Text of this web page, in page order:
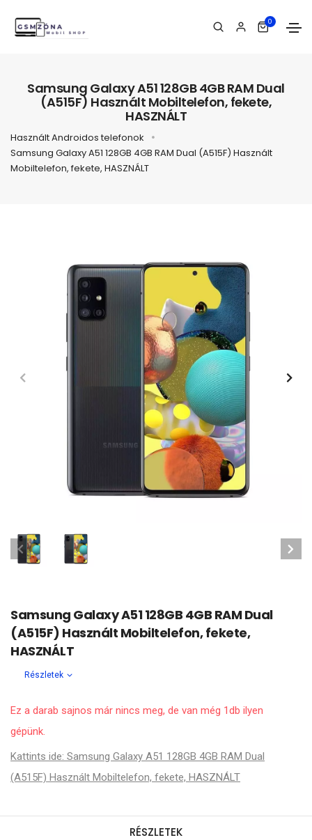
0
Samsung Galaxy A51 128GB 4GB RAM Dual
(A515F) Használt Mobiltelefon, fekete,
HASZNÁLT
Használt Androidos telefonok
Samsung Galaxy A51 128GB 4GB RAM Dual (A515F) Használt
Mobiltelefon, fekete, HASZNÁLT
Samsung Galaxy A51 128GB 4GB RAM Dual
(A515F) Használt Mobiltelefon, fekete,
HASZNÁLT
Részletek
Ez a darab sajnos már nincs meg, de van még 1db ilyen
gépünk.
Kattints ide: Samsung Galaxy A51 128GB 4GB RAM Dual
(A515F) Használt Mobiltelefon, fekete, HASZNÁLT
RÉSZLETEK